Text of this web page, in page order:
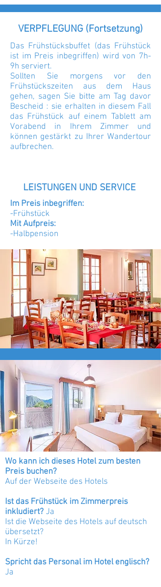
VERPFLEGUNG (Fortsetzung)
Das Frühstücksbuffet (das Frühstück
ist im Preis inbegriffen) wird von 7h-
9h serviert.
Sollten Sie morgens vor den
Frühstückszeiten aus dem Haus
gehen, sagen Sie bitte am Tag davor
Bescheid : sie erhalten in diesem Fall
das Frühstück auf einem Tablett am
Vorabend in Ihrem Zimmer und
können gestärkt zu Ihrer Wandertour
aufbrechen.
LEISTUNGEN UND SERVICE
Im Preis inbegriffen:
-Frühstück
Mit Aufpreis:
-Halbpension
Wo kann ich dieses Hotel zum besten
Preis buchen?
Auf der Webseite des Hotels
Ist das Frühstück im Zimmerpreis
inkludiert? Ja
Ist die Webseite des Hotels auf deutsch
übersetzt?
In Kürze!
Spricht das Personal im Hotel englisch?
Ja